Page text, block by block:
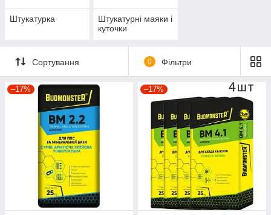
Штукатурка
Штукатурні маяки і
куточки
Сортування 0 Фільтри
–17% –17%